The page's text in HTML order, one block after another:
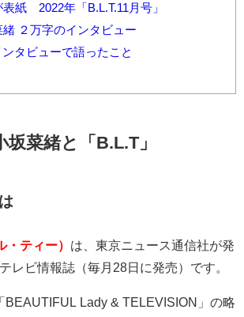
紙 2022年「B.L.T.11月号」
緒 ２万字のインタビュー
ンタビューで語ったこと
坂菜緒と「B.L.T」
・ティー） は、東京ニュース通信社が発
レビ情報誌（毎月 28日に発売）です。
BEAUTIFUL Lady & TELEVISION 」の略